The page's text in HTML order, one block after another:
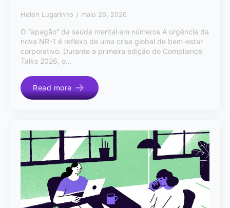
Helen Lugarinho maio 26, 2026
O “apagão” da saúde mental em números A urgência da
nova NR-1 é reflexo de uma crise global de bem-estar
corporativo. Durante a primeira edição do Compliance
Talks 2026, o…
Read more